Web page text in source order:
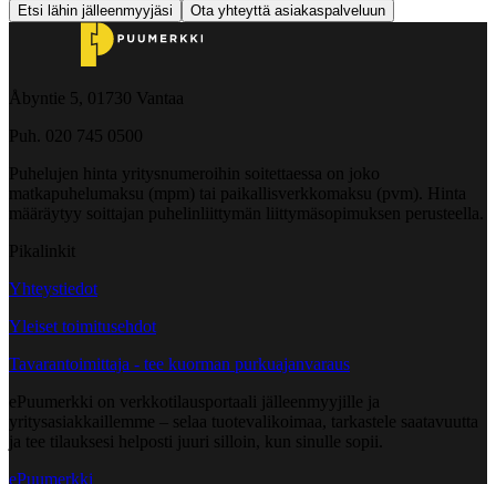
Etsi lähin jälleenmyyjäsi Ota yhteyttä asiakaspalveluun
Åbyntie 5, 01730 Vantaa
Puh. 020 745 0500
Puhelujen hinta yritysnumeroihin soitettaessa on joko
matkapuhelumaksu (mpm) tai paikallisverkkomaksu (pvm). Hinta
määräytyy soittajan puhelinliittymän liittymäsopimuksen perusteella.
Pikalinkit
Yhteystiedot
Yleiset toimitusehdot
Tavarantoimittaja - tee kuorman purkuajanvaraus
ePuumerkki on verkkotilausportaali jälleenmyyjille ja
yritysasiakkaillemme – selaa tuotevalikoimaa, tarkastele saatavuutta
ja tee tilauksesi helposti juuri silloin, kun sinulle sopii.
ePuumerkki